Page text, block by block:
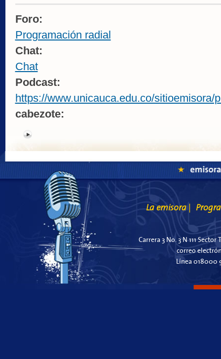
Foro:
Programación radial
Chat:
Chat
Podcast:
https://www.unicauca.edu.co/sitioemisora/
cabezote:
La emisora
Carrera 3 No. 3 N 111
correo
Línea 018000